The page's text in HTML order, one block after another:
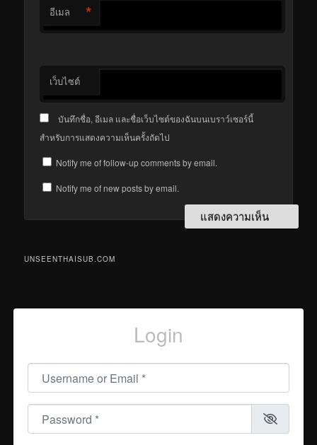
อีเมล *
เว็บไซต์
บันทึกชื่อ, อีเมล และชื่อเว็บไซต์ของฉันบนเบราว์เซอร์นี้
สำหรับการแสดงความเห็นครั้งถัดไป
Notify me of follow-up comments by email.
Notify me of new posts by email.
UNSEENTHAISUB.COM
Login
Username or Email
Password